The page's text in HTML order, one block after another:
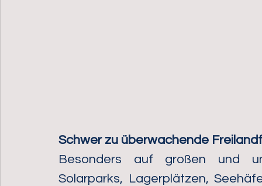
Schwer zu überwachende
Besonders auf großen und
Solarparks, Lagerplätzen,